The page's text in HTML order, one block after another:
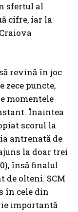
sfertul al
cifre, iar la
revină în joc
zece puncte,
momentele
Înaintea
scorul la
antrenată de
la doar trei
însă finalul
de olteni. SCM
în cele din
importantă